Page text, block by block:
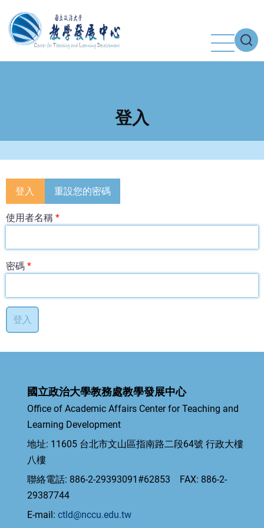
至
主
登入
Primary
tabs
登入 重設您的密碼
使用者名稱
密碼
國立政治大學教務處教學發展中心
Office of Academic Affairs Center for Teaching and
Learning Development
地址: 11605 台北市文山區指南路二段64號 行政大樓
八樓
聯絡電話: 886-2-29393091#62853 FAX: 886-2-
29387744
E-mail: ctld@nccu.edu.tw